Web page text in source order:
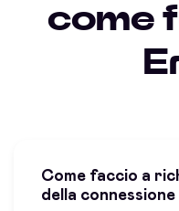
come
Come faccio a
della connessione